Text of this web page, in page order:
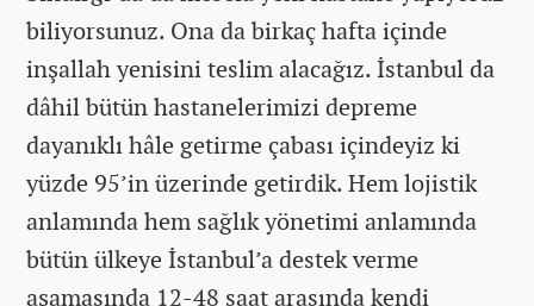
biliyorsunuz. Ona da birkaç hafta içinde
inşallah yenisini teslim alacağız. İstanbul da
dâhil bütün hastanelerimizi depreme
dayanıklı hâle getirme çabası içindeyiz ki
yüzde 95’in üzerinde getirdik. Hem lojistik
anlamında hem sağlık yönetimi anlamında
bütün ülkeye İstanbul’a destek verme
aşamasında 12-48 saat arasında kendi